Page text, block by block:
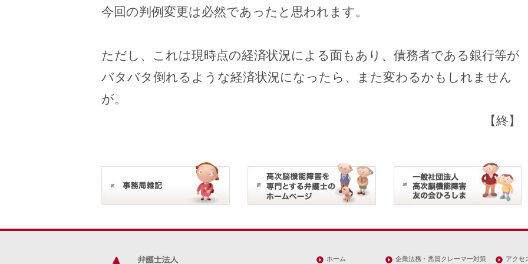
今回の判例変更は必然であったと思われます。
ただし、これは現時点の経済状況による面もあり、債務者である銀行等が
バタバタ倒れるような経済状況になったら、また変わるかもしれません
が。
【終】
ホーム 企業法務・悪質クレーマー対策 アクセ